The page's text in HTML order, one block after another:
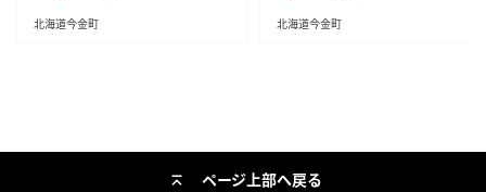
北海道今金町 北海道今金町
ページ上部へ戻る